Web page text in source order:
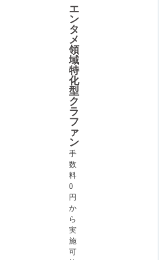
エ
ン
タ
メ
領
域
特
化
型
ク
ラ
フ
ァ
ン
手
数
料
0
円
か
ら
実
施
可